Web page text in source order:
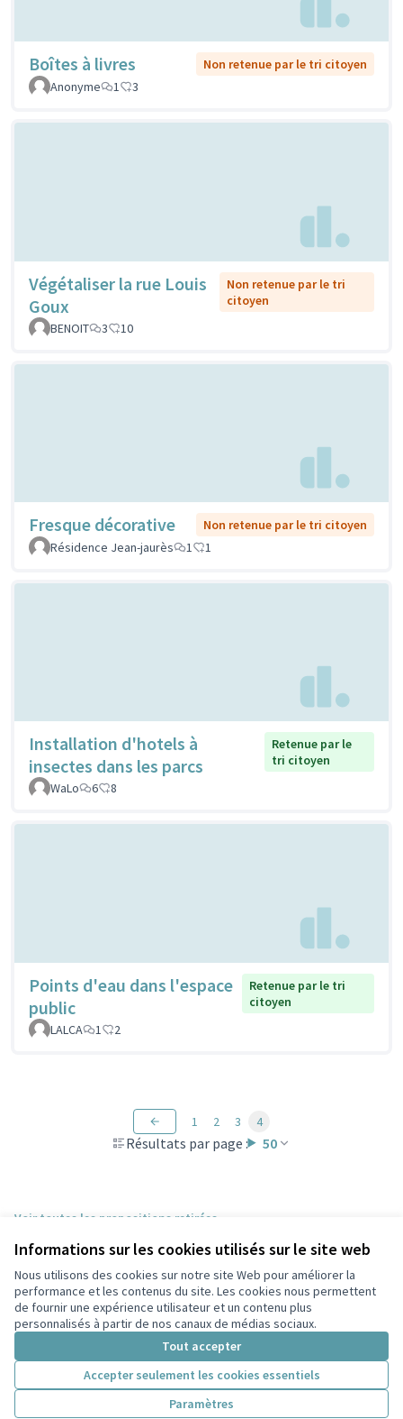
Informations sur les cookies utilisés sur le site web
Nous utilisons des cookies sur notre site Web pour améliorer la
performance et les contenus du site. Les cookies nous permettent
de fournir une expérience utilisateur et un contenu plus
personnalisés à partir de nos canaux de médias sociaux.
Tout accepter
Accepter seulement les cookies essentiels
Paramètres
Boîtes à livres
Non retenue par le tri citoyen
Anonyme
1 3
Végétaliser la rue Louis
Goux
Non retenue par le tri
citoyen
BENOIT
3 10
Fresque décorative
Non retenue par le tri citoyen
Résidence Jean-jaurès
1 1
Installation d'hotels à
insectes dans les parcs
Retenue par le
tri citoyen
WaLo
6 8
Points d'eau dans l'espace
public
Retenue par le tri
citoyen
LALCA
1 2
Résultats par page : 50
1 2 3 4
Voir toutes les propositions retirées
Conditions d'utilisation
Paramètres des cookies
Participez Villeurbanne sur X
(Lien externe)
Participez Villeurbanne sur Facebook
Participez Villeurbanne sur Instagram
Participez Villeurbanne sur YouTube
(Lien externe)
Site réalisé grâce aulogiciel libre Decidim .
Licence
(Lien